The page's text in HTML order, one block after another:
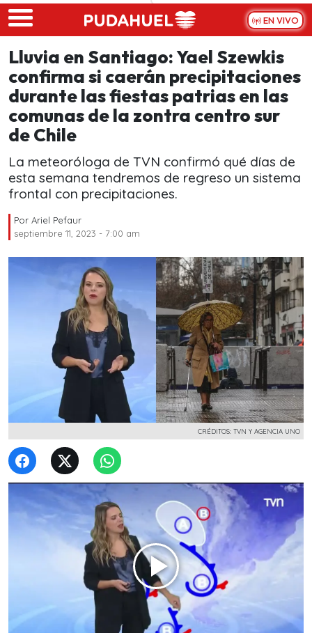
Skip to main content
EN VIVO
Lluvia en Santiago: Yael Szewkis
confirma si caerán precipitaciones
durante las fiestas patrias en las
comunas de la zontra centro sur
de Chile
La meteoróloga de TVN confirmó qué días de
esta semana tendremos de regreso un sistema
frontal con precipitaciones.
Por Ariel Pefaur
septiembre 11, 2023 - 7:00 am
CRÉDITOS: TVN Y AGENCIA UNO